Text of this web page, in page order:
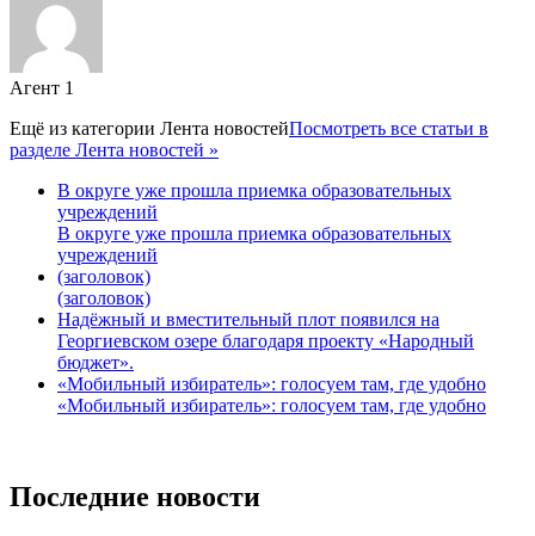
Агент 1
Ещё из категории Лента новостейПосмотреть все статьи в
разделе Лента новостей »
В округе уже прошла приемка образовательных
учреждений
В округе уже прошла приемка образовательных
учреждений
(заголовок)
(заголовок)
Надёжный и вместительный плот появился на
Георгиевском озере благодаря проекту «Народный
бюджет».
«Мобильный избиратель»: голосуем там, где удобно
«Мобильный избиратель»: голосуем там, где удобно
Последние новости